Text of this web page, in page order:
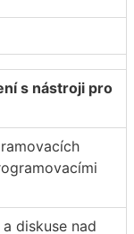
s nástroji pro
diskuse nad